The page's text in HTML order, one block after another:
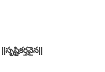
||సృష్టికర్తవైన||